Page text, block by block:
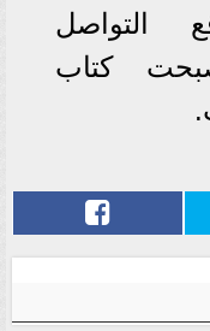
التواصل
كتاب